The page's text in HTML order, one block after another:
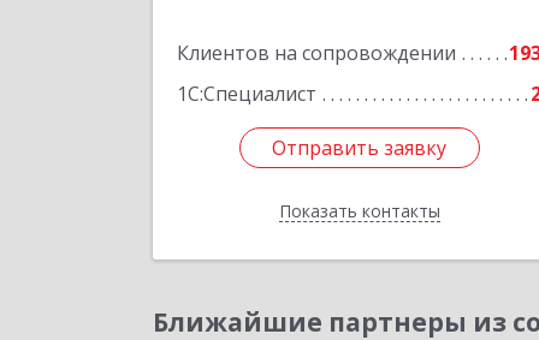
Клиентов на сопровождении
1С:Специалист
Отправить заявку
Показать контакты
Отправить заявку
Назад
Ближайшие партнеры из